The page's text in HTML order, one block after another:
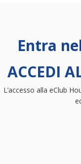
Entra
ACCEDI
L’accesso alla eClub